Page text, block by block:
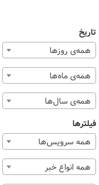
تاریخ
همه‌ی روزها
همه‌ی ماه‌ها
همه‌ی سال‌ها
فیلترها
همه سرویس‌ها
همه انواع خبر